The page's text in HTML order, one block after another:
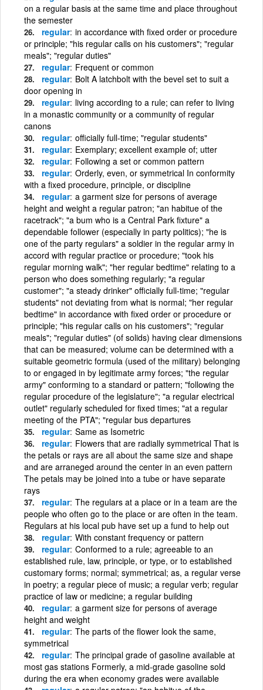
on a regular basis at the same time and place throughout
the semester
regular in accordance with fixed order or procedure
or principle; "his regular calls on his customers"; "regular
meals"; "regular duties"
regular Frequent or common
regular Bolt A latchbolt with the bevel set to suit a
door opening in
regular living according to a rule; can refer to living
in a monastic community or a community of regular
canons
regular officially full-time; "regular students"
regular Exemplary; excellent example of; utter
regular Following a set or common pattern
regular Orderly, even, or symmetrical In conformity
with a fixed procedure, principle, or discipline
regular a garment size for persons of average
height and weight a regular patron; "an habitue of the
racetrack"; "a bum who is a Central Park fixture" a
dependable follower (especially in party politics); "he is
one of the party regulars" a soldier in the regular army in
accord with regular practice or procedure; "took his
regular morning walk"; "her regular bedtime" relating to a
person who does something regularly; "a regular
customer"; "a steady drinker" officially full-time; "regular
students" not deviating from what is normal; "her regular
bedtime" in accordance with fixed order or procedure or
principle; "his regular calls on his customers"; "regular
meals"; "regular duties" (of solids) having clear dimensions
that can be measured; volume can be determined with a
suitable geometric formula (used of the military) belonging
to or engaged in by legitimate army forces; "the regular
army" conforming to a standard or pattern; "following the
regular procedure of the legislature"; "a regular electrical
outlet" regularly scheduled for fixed times; "at a regular
meeting of the PTA"; "regular bus departures
regular Same as Isometric
regular Flowers that are radially symmetrical That is
the petals or rays are all about the same size and shape
and are arraneged around the center in an even pattern
The petals may be joined into a tube or have separate
rays
regular The regulars at a place or in a team are the
people who often go to the place or are often in the team.
Regulars at his local pub have set up a fund to help out
regular With constant frequency or pattern
regular Conformed to a rule; agreeable to an
established rule, law, principle, or type, or to established
customary forms; normal; symmetrical; as, a regular verse
in poetry; a regular piece of music; a regular verb; regular
practice of law or medicine; a regular building
regular a garment size for persons of average
height and weight
regular The parts of the flower look the same,
symmetrical
regular The principal grade of gasoline available at
most gas stations Formerly, a mid-grade gasoline sold
during the era when economy grades were available